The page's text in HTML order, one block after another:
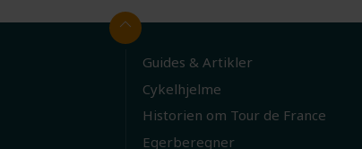
Guides & Artikler
Cykelhjelme
Historien om Tour de France
Egerberegner